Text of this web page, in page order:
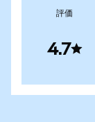
評価
4.7